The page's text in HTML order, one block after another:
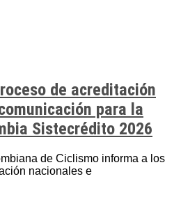
de acreditación
para la
Sistecrédito 2026
de Ciclismo informa a los
nacionales e